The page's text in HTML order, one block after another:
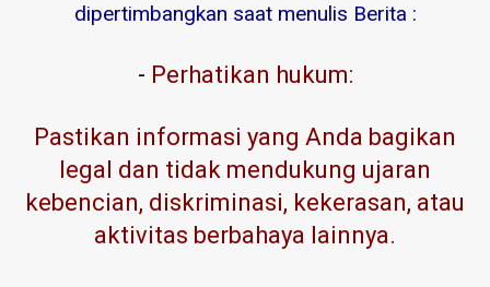
dipertimbangkan saat menulis Berita :
- Perhatikan hukum:
Pastikan informasi yang Anda bagikan
legal dan tidak mendukung ujaran
kebencian, diskriminasi, kekerasan, atau
aktivitas berbahaya lainnya.